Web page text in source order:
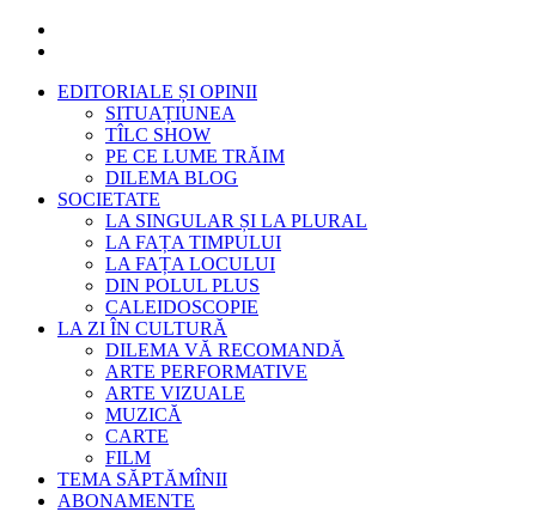
EDITORIALE ȘI OPINII
SITUAȚIUNEA
TÎLC SHOW
PE CE LUME TRĂIM
DILEMA BLOG
SOCIETATE
LA SINGULAR ȘI LA PLURAL
LA FAȚA TIMPULUI
LA FAȚA LOCULUI
DIN POLUL PLUS
CALEIDOSCOPIE
LA ZI ÎN CULTURĂ
DILEMA VĂ RECOMANDĂ
ARTE PERFORMATIVE
ARTE VIZUALE
MUZICĂ
CARTE
FILM
TEMA SĂPTĂMÎNII
ABONAMENTE